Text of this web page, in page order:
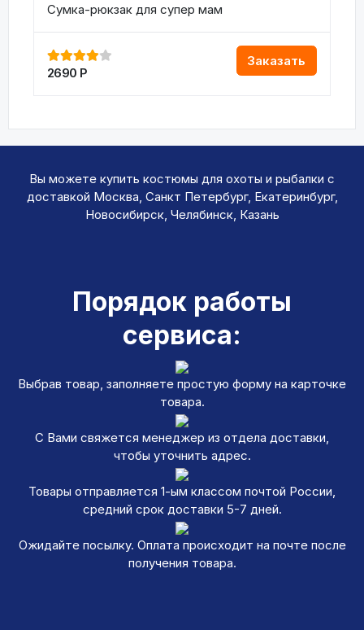
Сумка-рюкзак для супер мам
Заказать
2690 Р
Вы можете купить костюмы для охоты и рыбалки с
доставкой Москва, Санкт Петербург, Екатеринбург,
Новосибирск, Челябинск, Казань
Порядок работы
сервиса:
Выбрав товар, заполняете простую форму на карточке
товара.
С Вами свяжется менеджер из отдела доставки,
чтобы уточнить адрес.
Товары отправляется 1-ым классом почтой России,
средний срок доставки 5-7 дней.
Ожидайте посылку. Оплата происходит на почте после
получения товара.